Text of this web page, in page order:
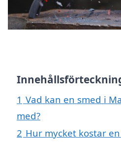
1 Vad kan en smed i
med?
2 Hur mycket kostar